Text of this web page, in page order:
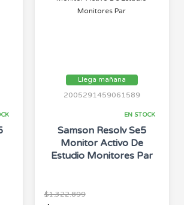
Llega mañana
2005291459061589
EN STOCK
Samson Resolv Se5
Monitor Activo De
Estudio Monitores Par
$1.322.899